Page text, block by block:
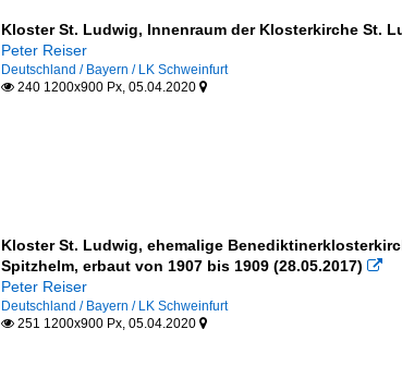
Kloster St. Ludwig, Innenraum der Klosterkirche St.
Peter Reiser
Deutschland / Bayern / LK Schweinfurt
240 1200x900 Px, 05.04.2020 
Kloster St. Ludwig, ehemalige
Spitzhelm, erbaut von 1907 bis 1909 (28.05.2017) 
Peter Reiser
Deutschland / Bayern / LK Schweinfurt
251 1200x900 Px, 05.04.2020 